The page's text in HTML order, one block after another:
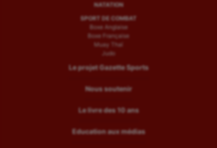
NATATION
SPORT DE COMBAT
Boxe Anglaise
Boxe Française
Muay Thaï
Judo
Le projet Gazette Sports
Nous soutenir
Le livre des 10 ans
Education aux médias